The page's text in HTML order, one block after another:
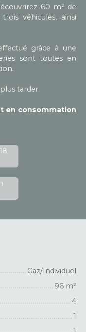
60 m² de
véhicules, ainsi
grâce à une
sont toutes en
tarder.
en consommation
Gaz/Individuel
96 m²
4
1